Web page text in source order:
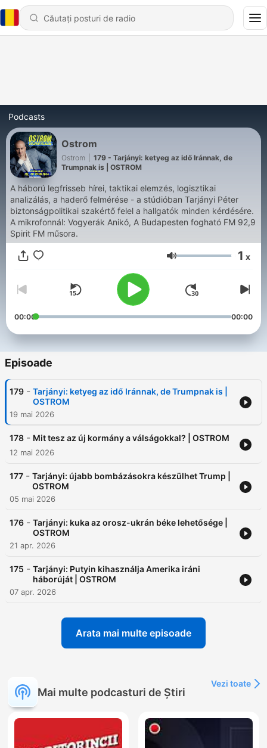
Podcasts
Ostrom
Ostrom
179 - Tarjányi: ketyeg az idő Iránnak, de
Trumpnak is | OSTROM
A háború legfrisseb hírei, taktikai elemzés, logisztikai
analizálás, a haderő felmérése - a stúdióban Tarjányi Péter
biztonságpolitikai szakértő felel a hallgatók minden kérdésére.
A mikrofonnál: Vogyerák Anikó, A Budapesten fogható FM 92,9
Spirit FM műsora.
Volum 1 x
00:00 00:00
Episoade
179 - Tarjányi: ketyeg az idő Iránnak, de Trumpnak is |
OSTROM
19 mai 2026
178 - Mit tesz az új kormány a válságokkal? | OSTROM
12 mai 2026
177 - Tarjányi: újabb bombázásokra készülhet Trump |
OSTROM
05 mai 2026
176 - Tarjányi: kuka az orosz-ukrán béke lehetősége |
OSTROM
21 apr. 2026
175 - Tarjányi: Putyin kihasználja Amerika iráni
háborúját | OSTROM
07 apr. 2026
Arata mai multe episoade
Mai multe podcasturi de Știri
Vezi toate